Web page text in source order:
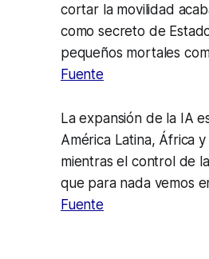
cortar la movilidad
como secreto de
pequeños mortales
Fuente
La expansión de la IA
América Latina, África
mientras el control de
que para nada vemos
Fuente